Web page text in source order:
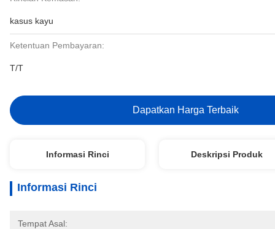
kasus kayu
Ketentuan Pembayaran:
T/T
Dapatkan Harga Terbaik
Informasi Rinci Deskripsi Produk
Informasi Rinci
Tempat Asal: